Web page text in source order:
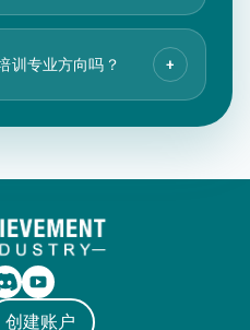
训专业方向吗？ +
创建账户